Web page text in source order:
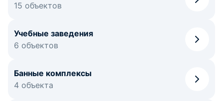
15 объектов
Учебные заведения
6 объектов
Банные комплексы
4 объекта